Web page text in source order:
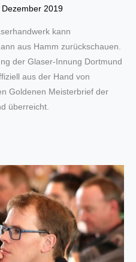
Dezember 2019
kann
aus Hamm zurückschauen.
der Glaser-Innung Dortmund
aus der Hand von
Goldenen Meisterbrief der
überreicht.